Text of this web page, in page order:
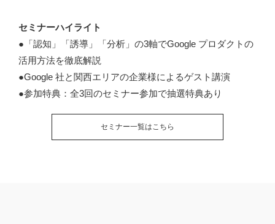
セミナーハイライト
●「認知」「誘導」「分析」の3軸でGoogle プロダクトの
活用方法を徹底解説
●Google 社と関西エリアの企業様によるゲスト講演
●参加特典：全3回のセミナー参加で抽選特典あり
セミナー一覧はこちら